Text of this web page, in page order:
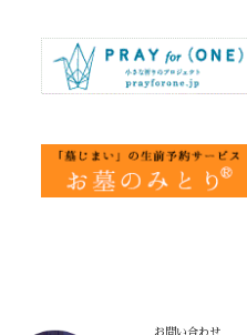
お問い合わせ